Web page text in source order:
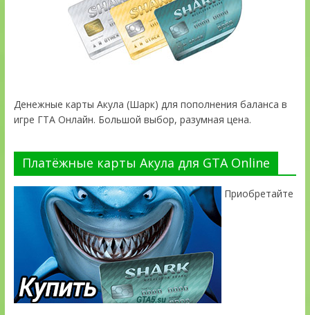
Денежные карты Акула (Шарк) для пополнения баланса в
игре ГТА Онлайн. Большой выбор, разумная цена.
Платёжные карты Акула для GTA Online
Приобретайте